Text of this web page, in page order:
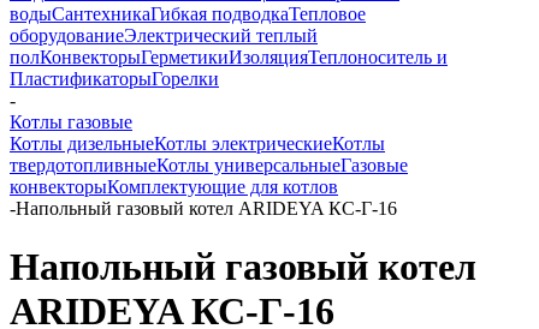
водыСантехникаГибкая подводкаТепловое
оборудованиеЭлектрический теплый
полКонвекторыГерметикиИзоляцияТеплоноситель и
ПластификаторыГорелки
-
Котлы газовые
Котлы дизельныеКотлы электрическиеКотлы
твердотопливныеКотлы универсальныеГазовые
конвекторыКомплектующие для котлов
-Напольный газовый котел ARIDEYA КС‑Г‑16
Напольный газовый котел
ARIDEYA КС‑Г‑16